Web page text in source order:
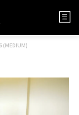
(MEDIUM)